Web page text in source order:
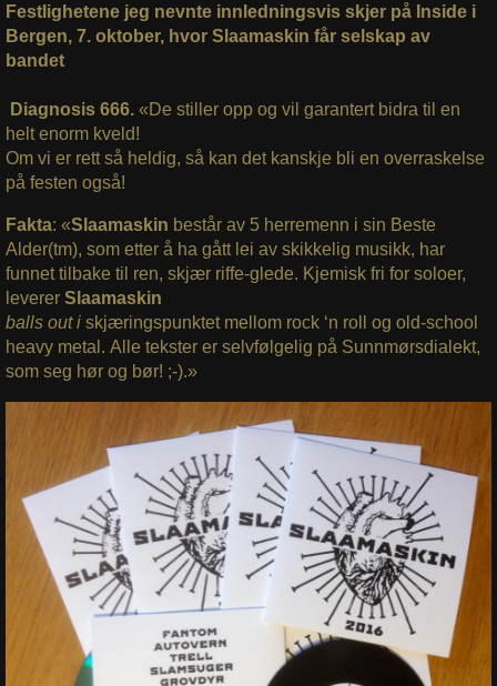
Festlighetene jeg nevnte innledningsvis skjer på Inside i
Bergen, 7. oktober, hvor Slaamaskin får selskap av
bandet
Diagnosis 666. «De stiller opp og vil garantert bidra til en
helt enorm kveld!
Om vi er rett så heldig, så kan det kanskje bli en overraskelse
på festen også!
Fakta: «Slaamaskin består av 5 herremenn i sin Beste
Alder(tm), som etter å ha gått lei av skikkelig musikk, har
funnet tilbake til ren, skjær riffe-glede. Kjemisk fri for soloer,
leverer Slaamaskin
balls out iskjæringspunktet mellom rock ‘n roll og old-school
heavy metal. Alle tekster er selvfølgelig på Sunnmørsdialekt,
som seg hør og bør! ;-).»